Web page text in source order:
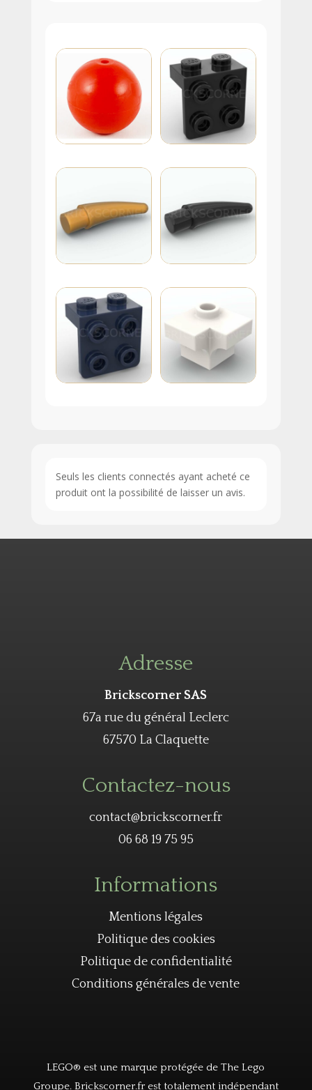
Seuls les clients connectés ayant acheté ce
produit ont la possibilité de laisser un avis.
Adresse
Brickscorner SAS
67a rue du général Leclerc
67570 La Claquette
Contactez-nous
contact@brickscorner.fr
06 68 19 75 95
Informations
Mentions légales
Politique des cookies
Politique de confidentialité
Conditions générales de vente
LEGO® est une marque protégée de The Lego
Groupe. Brickscorner.fr est totalement indépendant